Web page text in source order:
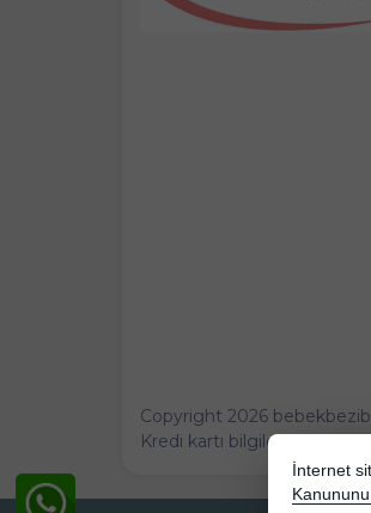
Copyright 2026
Kredi kartı bilgileriniz
İnternet